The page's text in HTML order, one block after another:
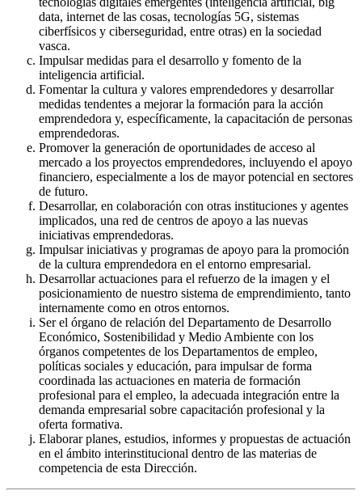
data, internet de las cosas, tecnologías 5G, sistemas
ciberfísicos y ciberseguridad, entre otras) en la sociedad
vasca.
Impulsar medidas para el desarrollo y fomento de la
inteligencia artificial.
Fomentar la cultura y valores emprendedores y desarrollar
medidas tendentes a mejorar la formación para la acción
emprendedora y, específicamente, la capacitación de personas
emprendedoras.
Promover la generación de oportunidades de acceso al
mercado a los proyectos emprendedores, incluyendo el apoyo
financiero, especialmente a los de mayor potencial en sectores
de futuro.
Desarrollar, en colaboración con otras instituciones y agentes
implicados, una red de centros de apoyo a las nuevas
iniciativas emprendedoras.
Impulsar iniciativas y programas de apoyo para la promoción
de la cultura emprendedora en el entorno empresarial.
Desarrollar actuaciones para el refuerzo de la imagen y el
posicionamiento de nuestro sistema de emprendimiento, tanto
internamente como en otros entornos.
Ser el órgano de relación del Departamento de Desarrollo
Económico, Sostenibilidad y Medio Ambiente con los
órganos competentes de los Departamentos de empleo,
políticas sociales y educación, para impulsar de forma
coordinada las actuaciones en materia de formación
profesional para el empleo, la adecuada integración entre la
demanda empresarial sobre capacitación profesional y la
oferta formativa.
Elaborar planes, estudios, informes y propuestas de actuación
en el ámbito interinstitucional dentro de las materias de
competencia de esta Dirección.